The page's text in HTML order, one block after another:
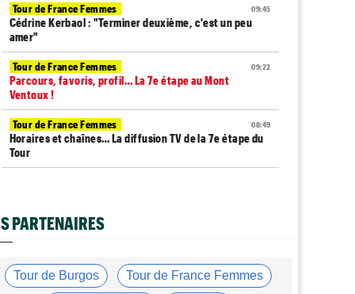
09:45
Tour de France Femmes
Cédrine Kerbaol : "Terminer deuxième, c'est un peu
amer"
09:22
Tour de France Femmes
Parcours, favoris, profil… La 7e étape au Mont
Ventoux !
08:49
Tour de France Femmes
Horaires et chaînes… La diffusion TV de la 7e étape du
Tour
Média
Cyclism'Actu TV
PARTENAIRES
Tour de Burgos Tour de France Femmes